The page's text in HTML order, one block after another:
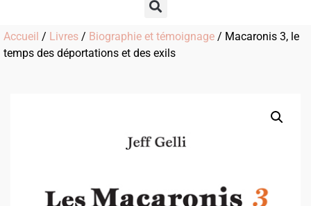
Accueil / Livres / Biographie et témoignage / Macaronis 3, le
temps des déportations et des exils